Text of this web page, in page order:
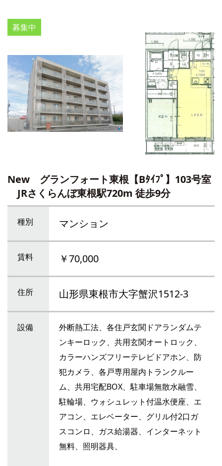
募集中
New グランフォート東根【Bﾀｲﾌﾟ】103号室
JRさくらんぼ東根駅720m 徒歩9分
種別 マンション
賃料 ￥70,000
住所 山形県東根市大字蟹沢1512-3
設備
外断熱工法、各住戸玄関ドアランダムテ
ンキーロック、共用玄関オートロック、
カラーハンズフリーテレビドアホン、防
犯カメラ、各戸専用屋内トランクルー
ム、共用宅配BOX、駐車場無散水融雪、
駐輪場、ウォシュレット付温水便座、エ
アコン、エレベーター、グリル付2口ガ
スコンロ、ガス給湯器、インターネット
無料、照明器具、